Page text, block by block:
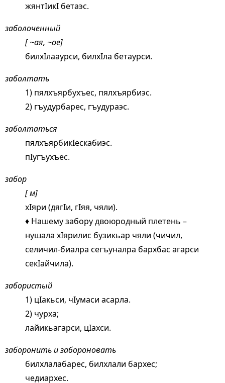
жянтIикI бетаэс.
заболоченный
[ ~ая, ~ое]
билхIлааурси, билхIла бетаурси.
заболтать
1) пялхъярбухъес, пялхъярбиэс.
2) гъудурбарес, гъудураэс.
заболтаться
пялхъярбикIескабиэс.
пIугъухъес.
забор
[ м]
хIяри (дягIи, гIяя, чяли).
♦ Нашему забору двоюродный плетень –
нушала хIярилис бузикьар чяли (чичил,
селичил-биалра сегъуналра бархбас агарси
секIайчила).
забористый
1) цIакьси, чIумаси асарла.
2) чурха;
лайикьагарси, цIахси.
заборонить и забороновать
билхлалабарес, билхлали бархес;
чедиархес.